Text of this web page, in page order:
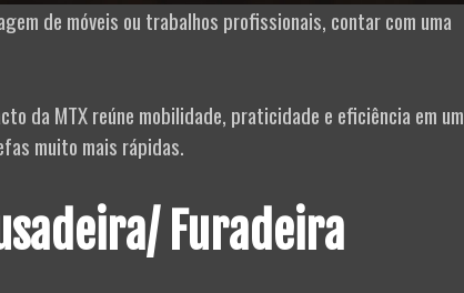
de móveis ou trabalhos profissionais, contar com uma
da MTX reúne mobilidade, praticidade e eficiência em um
muito mais rápidas.
Furadeira